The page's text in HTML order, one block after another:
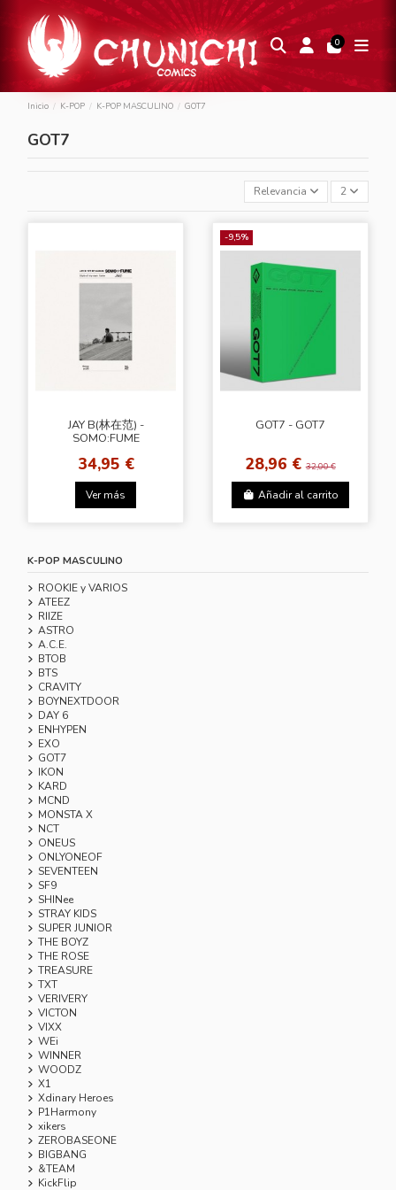
0
Inicio K-POP K-POP MASCULINO GOT7
GOT7
Relevancia 2
JAY B(林在范) -
SOMO:FUME
34,95 €
Ver más
-9,5%
GOT7 - GOT7
28,96 €32,00 €
Añadir al carrito
K-POP MASCULINO
ROOKIE y VARIOS
ATEEZ
RIIZE
ASTRO
A.C.E.
BTOB
BTS
CRAVITY
BOYNEXTDOOR
DAY 6
ENHYPEN
EXO
GOT7
IKON
KARD
MCND
MONSTA X
NCT
ONEUS
ONLYONEOF
SEVENTEEN
SF9
SHINee
STRAY KIDS
SUPER JUNIOR
THE BOYZ
THE ROSE
TREASURE
TXT
VERIVERY
VICTON
VIXX
WEi
WINNER
WOODZ
X1
Xdinary Heroes
P1Harmony
xikers
ZEROBASEONE
BIGBANG
&TEAM
KickFlip